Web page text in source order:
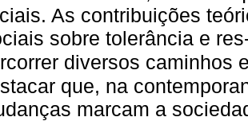
As contribuições
sobre tolerância e
diversos caminhos
que, na
marcam a